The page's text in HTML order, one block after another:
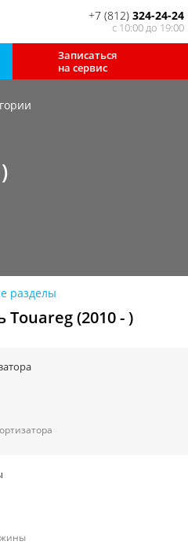
+7 (812) 324-24-24
с 10:00 до 19:00
Записаться
на сервис
разделы
Touareg (2010 - )